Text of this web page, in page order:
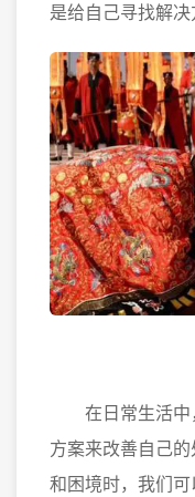
是给自己寻找解决
在日常生活中
方案来改善自己
和困境时，我们